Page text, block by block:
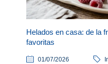
Helados en casa: de la
favoritas
01/07/2026